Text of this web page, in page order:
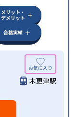
メリット・
デメリット
合格実績
木更津駅